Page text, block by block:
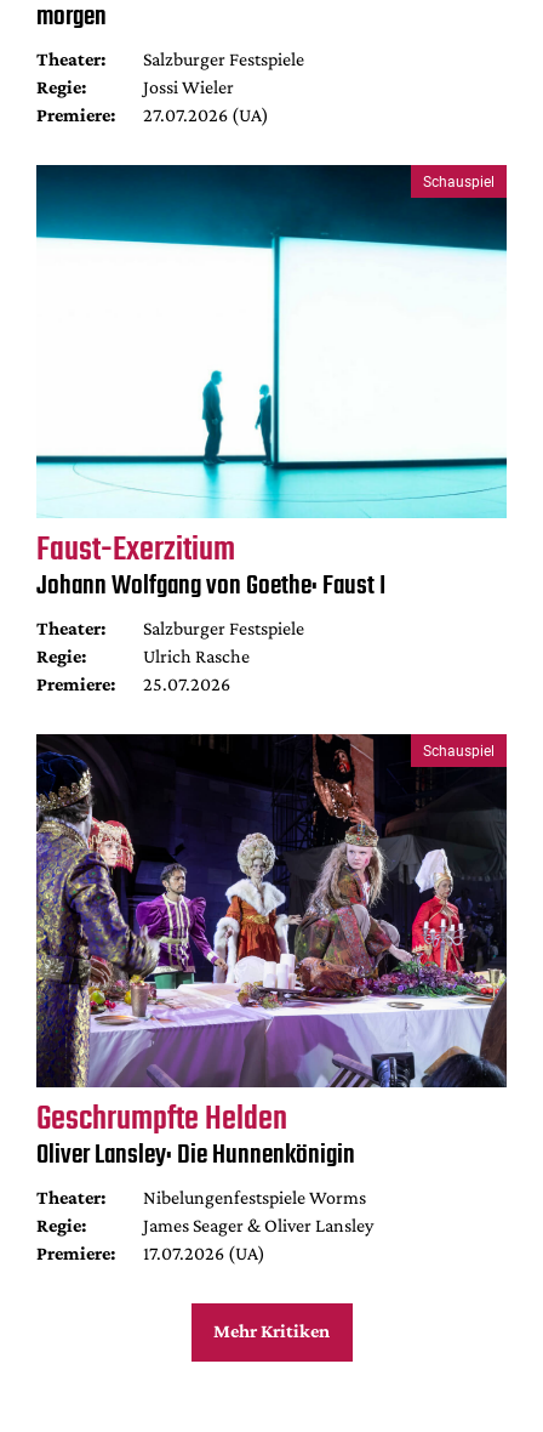
morgen
Theater:
Salzburger Festspiele
Regie:
Jossi Wieler
Premiere:
27.07.2026 (UA)
Schauspiel
Faust-Exerzitium
Johann Wolfgang von Goethe: Faust I
Theater:
Salzburger Festspiele
Regie:
Ulrich Rasche
Premiere:
25.07.2026
Schauspiel
Geschrumpfte Helden
Oliver Lansley: Die Hunnenkönigin
Theater:
Nibelungenfestspiele Worms
Regie:
James Seager & Oliver Lansley
Premiere:
17.07.2026 (UA)
Mehr Kritiken